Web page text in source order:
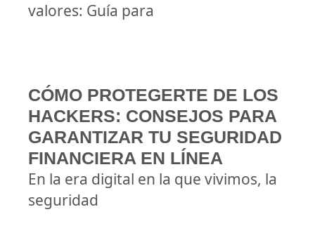
valores: Guía para
CÓMO PROTEGERTE DE LOS
HACKERS: CONSEJOS PARA
GARANTIZAR TU SEGURIDAD
FINANCIERA EN LÍNEA
En la era digital en la que vivimos, la
seguridad